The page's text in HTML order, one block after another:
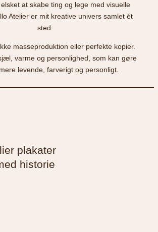
at skabe ting og lege med visuelle
Atelier er mit kreative univers samlet ét
sted.
masseproduktion eller perfekte kopier.
varme og personlighed, som kan gøre
levende, farverigt og personligt.
plakater
historie